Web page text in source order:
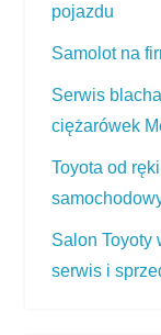
pojazdu
Samolot na
Serwis
ciężarówek
Toyota od
Salon Toyoty
serwis i